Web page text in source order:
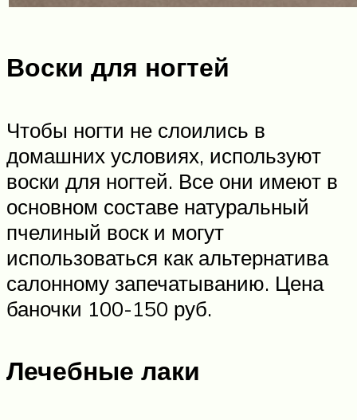
Воски для ногтей
Чтобы ногти не слоились в
домашних условиях, используют
воски для ногтей. Все они имеют в
основном составе натуральный
пчелиный воск и могут
использоваться как альтернатива
салонному запечатыванию. Цена
баночки 100-150 руб.
Лечебные лаки